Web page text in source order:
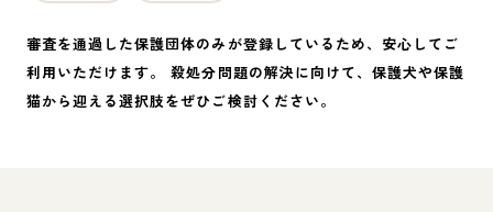
審査を通過した保護団体のみが登録しているため、安心してご
利用いただけます。 殺処分問題の解決に向けて、保護犬や保護
猫から迎える選択肢をぜひご検討ください。